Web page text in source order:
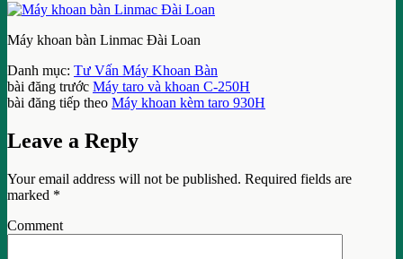
Máy khoan bàn Linmac Đài Loan
Danh mục: Tư Vấn Máy Khoan Bàn
bài đăng trước Máy taro và khoan C-250H
bài đăng tiếp theo Máy khoan kèm taro 930H
Leave a Reply
Your email address will not be published. Required fields are
marked *
Comment